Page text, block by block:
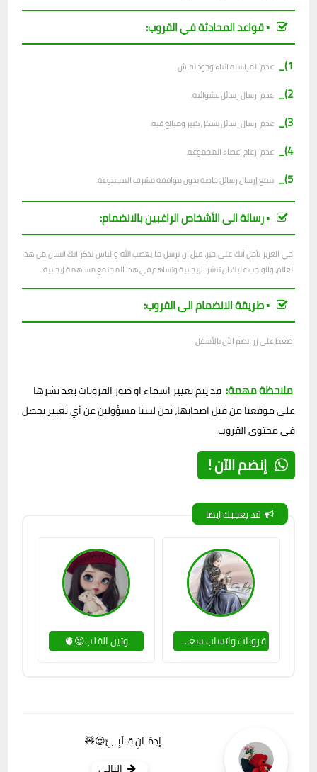
▪︎ قواعد المحادثة في القروب:
1)_
عدم المراسلة اثناء وجود نقاش.
2)_ عدم ارسال رسائل عشوائية.
3)_ عدم ارسال رسائل بشكل كبير ومبالغ فيه.
4)_ عدم ازعاج اعضاء المجموعة.
5)_ يمنع إرسال رسائل خاصة بدون موافقة مشرف المجموعة.
▪︎ رسالة الى الأشخاص الراغبين بالانضمام:
اخي العزيز نأمل أنك على خير، قبل ان ترسل ما يغضب الله والناس تذكر انك انسان من هذا
العالم، والواجب عليك ان تنشر الإيجابية وتساهم في هذا المجتمع مساهمة إيجابية.
▪︎ طريقة الانضمام الى القروب:
اضغط على زر انضم الآن بالأسفل
ملاحظة مهمة: قد يتم تغيير اسماء او صور القروبات بعد نشرها
على موقعنا من قبل اصحابها، نحن لسنا مسؤولين عن أي تغيير يحصل
في محتوى القروب.
إنضم الآن !
قد يعجبك ايضا
قروبات واتساب سعودية😍💯 وتين القلب😍🫀
إدِمَـانِ قـلَبِـيِّ😍🧸